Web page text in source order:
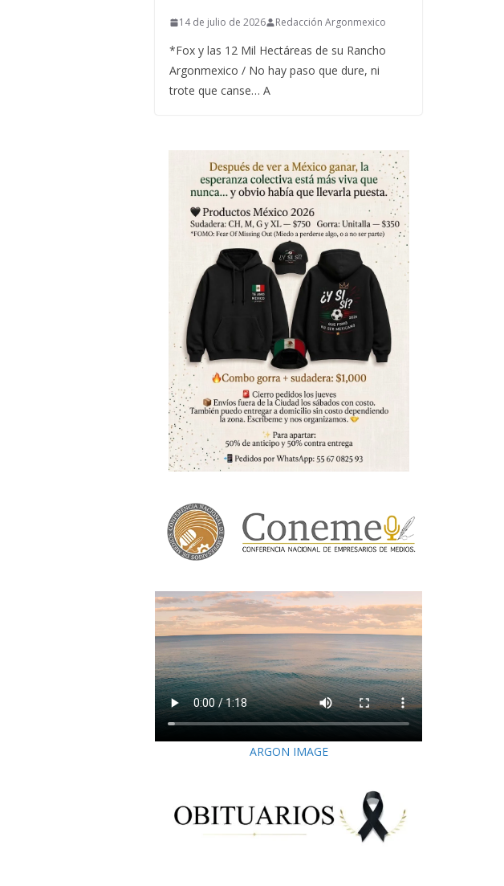
14 de julio de 2026 Redacción Argonmexico
*Fox y las 12 Mil Hectáreas de su Rancho
Argonmexico / No hay paso que dure, ni
trote que canse… A
ARGON IMAGE